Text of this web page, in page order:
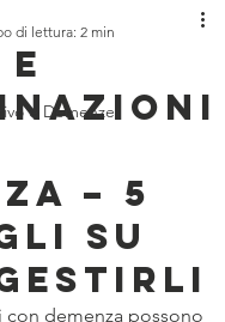
e Demenze
– 5
su
gestirli
di lettura: 2 min
con demenza possono